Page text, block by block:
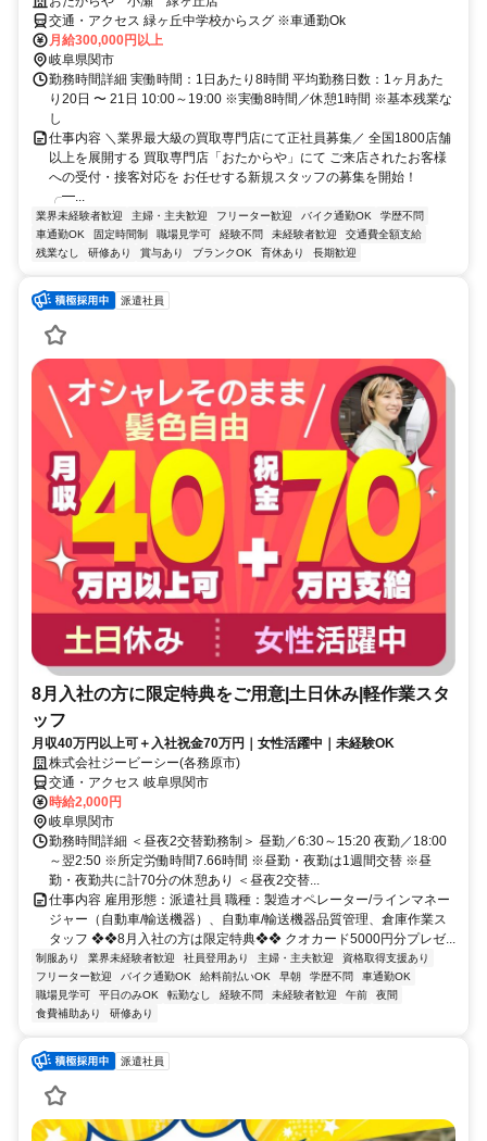
交通・アクセス 緑ヶ丘中学校からスグ ※車通勤Ok
月給300,000円以上
岐阜県関市
勤務時間詳細 実働時間：1日あたり8時間 平均勤務日数：1ヶ月あた
り20日 〜 21日 10:00～19:00 ※実働8時間／休憩1時間 ※基本残業な
し
仕事内容 ＼業界最大級の買取専門店にて正社員募集／ 全国1800店舗
以上を展開する 買取専門店「おたからや」にて ご来店されたお客様
への受付・接客対応を お任せする新規スタッフの募集を開始！
╭━...
業界未経験者歓迎 主婦・主夫歓迎 フリーター歓迎 バイク通勤OK
学歴不問
車通勤OK
固定時間制 職場見学可 経験不問 未経験者歓迎
交通費全額支給
残業なし
研修あり 賞与あり ブランクOK 育休あり 長期歓迎
派遣社員
8月入社の方に限定特典をご用意|土日休み|軽作業スタ
ッフ
月収40万円以上可＋入社祝金70万円｜女性活躍中｜未経験OK
株式会社ジービーシー(各務原市)
交通・アクセス 岐阜県関市
時給2,000円
岐阜県関市
勤務時間詳細 ＜昼夜2交替勤務制＞ 昼勤／6:30～15:20 夜勤／18:00
～翌2:50 ※所定労働時間7.66時間 ※昼勤・夜勤は1週間交替 ※昼
勤・夜勤共に計70分の休憩あり ＜昼夜2交替...
仕事内容 雇用形態：派遣社員 職種：製造オペレーター/ラインマネー
ジャー（自動車/輸送機器）、自動車/輸送機器品質管理、倉庫作業ス
タッフ ❖❖8月入社の方は限定特典❖❖ クオカード5000円分プレゼ...
制服あり 業界未経験者歓迎 社員登用あり 主婦・主夫歓迎
資格取得支援あり
フリーター歓迎
バイク通勤OK 給料前払いOK 早朝 学歴不問
車通勤OK
職場見学可
平日のみOK 転勤なし 経験不問 未経験者歓迎 午前
夜間
食費補助あり
研修あり
派遣社員